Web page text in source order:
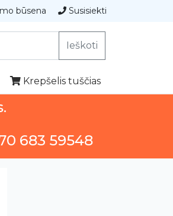
būsena Susisiekti
Ieškoti
Krepšelis tuščias
683 59548